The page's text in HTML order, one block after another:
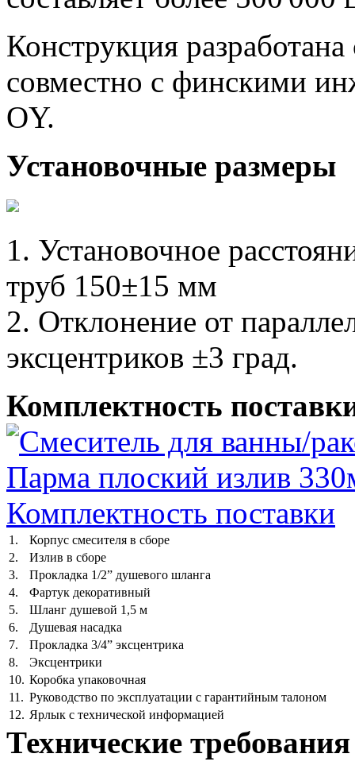
Конструкция
совместно с финскими
OY.
Установочные размеры
1. Установочное
труб 150±15 мм
2. Отклонение от
эксцентриков ±3 град.
Комплектность
1.
Корпус смесителя в сборе
2.
Излив в сборе
3.
Прокладка 1/2” душевого шланга
4.
Фартук декоративный
5.
Шланг душевой 1,5 м
6.
Душевая насадка
7.
Прокладка 3/4” эксцентрика
8.
Эксцентрики
10. Коробка упаковочная
11. Руководство по эксплуатации с гарантийным талоном
12. Ярлык с технической информацией
Технические требования